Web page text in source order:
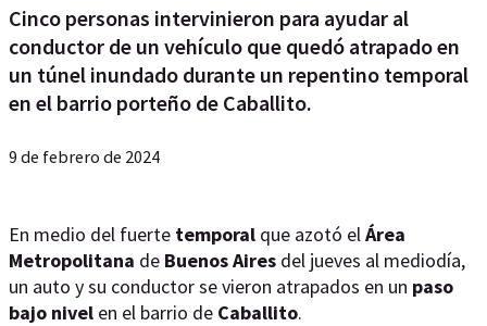
Cinco personas intervinieron para ayudar al
conductor de un vehículo que quedó atrapado en
un túnel inundado durante un repentino temporal
en el barrio porteño de Caballito.
9 de febrero de 2024
En medio del fuerte temporal que azotó elÁrea
Metropolitana de BuenosAires del jueves al mediodía,
un auto y su conductor se vieron atrapados en un paso
bajo nivel en el barrio de Caballito.